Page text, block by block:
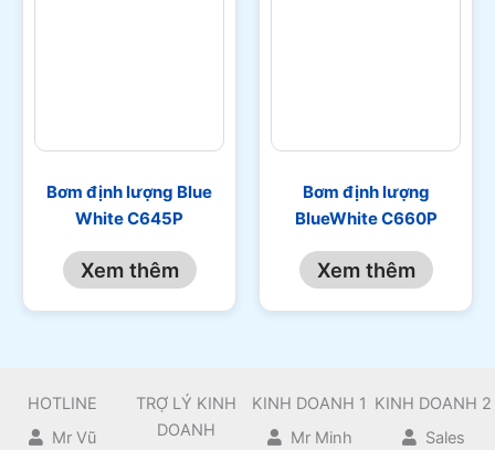
Bơm định lượng Blue
White C645P
Xem thêm
Bơm định lượng
BlueWhite C660P
Xem thêm
HOTLINE
Mr Vũ
TRỢ LÝ KINH
DOANH
KINH DOANH 1
Mr Minh
KINH DOANH 2
Sales